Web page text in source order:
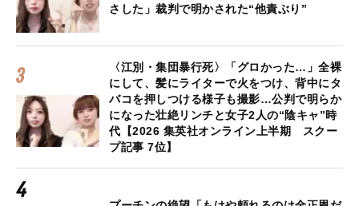
さした」裁判で明かされた“他責ぶり”
〈江別・集団暴行死〉「グロかった…」全裸
にして、髪にライターで火をつけ、背中にタ
バコを押しつける様子も撮影…公判で明らか
になった壮絶リンチと女子2人の“陰キャ”時
代【2026 集英社オンライン上半期 スクー
プ記事 7位】